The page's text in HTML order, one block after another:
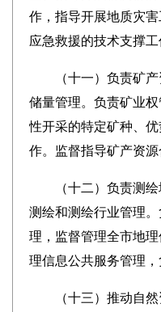
作，指导开展地质灾
应急救援的技术支撑工
（十一）负责矿产
储量管理。负责矿业
性开采的特定矿种、
作。监督指导矿产资源
（十二）负责测绘
测绘和测绘行业管理
理，监督管理全市地
理信息公共服务管理，
（十三）推动自然